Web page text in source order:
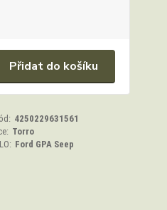
Přidat do košíku
4250229631561
Torro
Ford GPA Seep